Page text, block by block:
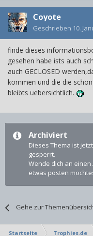
Coyote
Geschrieben 10.
finde dieses
gesehen habe ists auch
auch GECLOSED
kommen und die die
bleibts uebersichtlich.
Archiviert
Dieses Thema ist
gesperrt.
Wende dich an einen
etwas posten
Gehe zur
Startseite Trophies.de